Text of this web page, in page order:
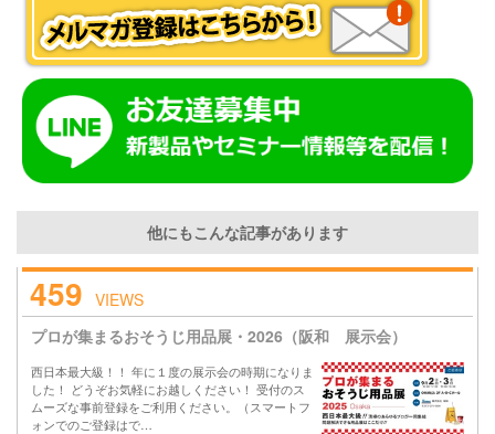
他にもこんな記事があります
459 VIEWS
プロが集まるおそうじ用品展・2026（阪和 展示会）
西日本最大級！！ 年に１度の展示会の時期になりま
した！ どうぞお気軽にお越しください！ 受付のス
ムーズな事前登録をご利用ください。（スマートフ
ォンでのご登録はで…